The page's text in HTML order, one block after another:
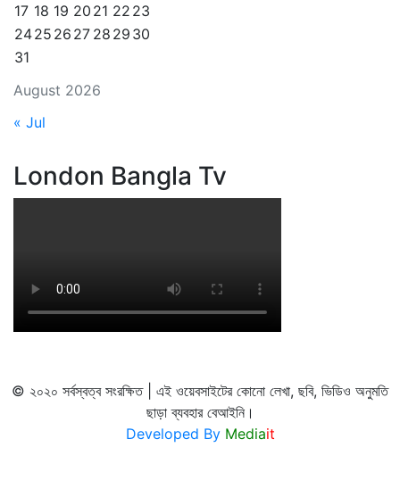
August 2026
17 18 19 20 21 22 23
2425 26 27 28 29 30
31
« Jul
London Bangla Tv
© ২০২০ সর্বস্বত্ব সংরক্ষিত | এই ওয়েবসাইটের কোনো লেখা, ছবি, ভিডিও অনুমতি
ছাড়া ব্যবহার বেআইনি।
Developed By Mediait